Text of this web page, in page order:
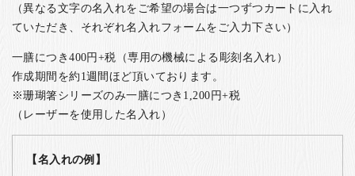
（異なる文字の名入れをご希望の場合は一つずつカートに入れ
ていただき、それぞれ名入れフォームをご入力下さい）
一膳につき400円+税（専用の機械による彫刻名入れ）
作成期間を約1週間ほど頂いております。
※珊瑚箸シリーズのみ一膳につき1,200円+税
（レーザーを使用した名入れ）
【名入れの例】